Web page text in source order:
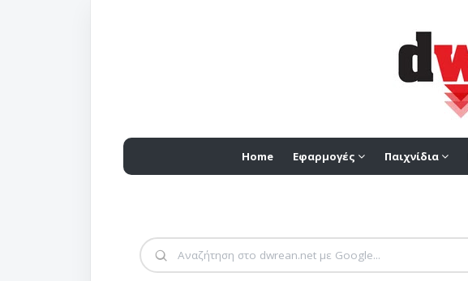
Home Εφαρμογές Παιχνίδια